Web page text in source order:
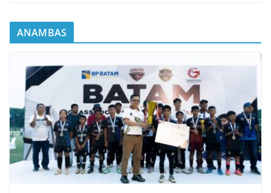
ANAMBAS